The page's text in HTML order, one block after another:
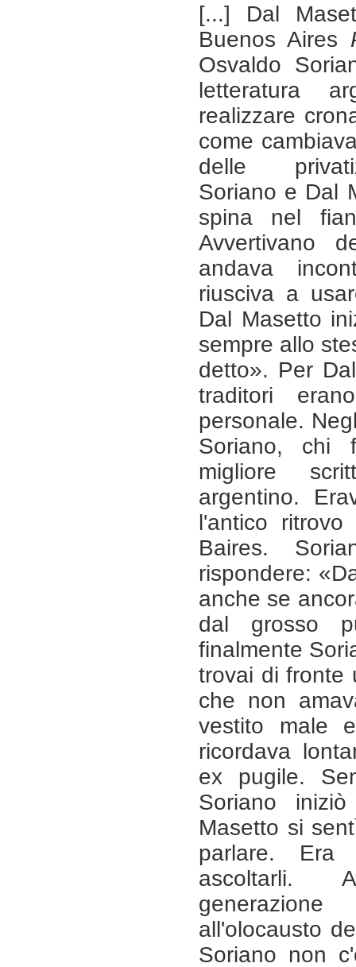
[...] Dal
Buenos Aires
Osvaldo
letteratura
realizzare
come
delle
Soriano e Dal
spina nel
Avvertivano
andava
riusciva a
Dal Masetto
sempre allo
detto». Per
traditori
personale.
Soriano, chi
migliore
argentino.
l'antico
Baires.
rispondere:
anche se
dal grosso
finalmente
trovai di fronte
che non
vestito male
ricordava
ex pugile.
Soriano
Masetto si
parlare. Era
ascoltarli.
all'olocausto
Soriano non